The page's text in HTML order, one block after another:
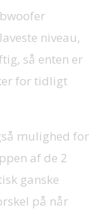
niveau,
så enten er
for tidligt
mulighed for
af de 2
ganske
på når